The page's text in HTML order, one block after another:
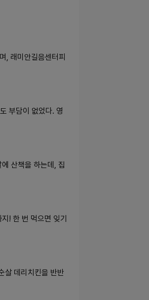
, 래미안길음센터피
부담이 없었다. 영
산책을 하는데, 집
! 한 번 먹으면 잊기
살 데리치킨을 반반